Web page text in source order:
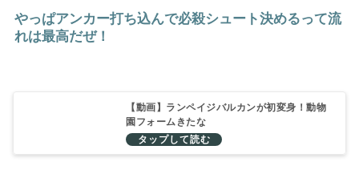
やっぱアンカー打ち込んで必殺シュート決めるって流
れは最高だぜ！
【動画】ランペイジバルカンが初変身！動物
園フォームきたな